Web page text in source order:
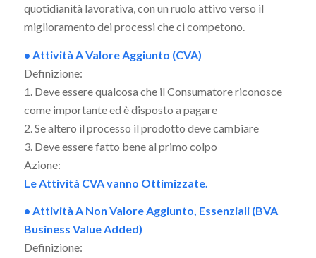
quotidianità lavorativa, con un ruolo attivo verso il
miglioramento dei processi che ci competono.
• Attività A Valore Aggiunto (CVA)
Definizione:
1. Deve essere qualcosa che il Consumatore riconosce
come importante ed è disposto a pagare
2. Se altero il processo il prodotto deve cambiare
3. Deve essere fatto bene al primo colpo
Azione:
Le Attività CVA vanno Ottimizzate.
• Attività A Non Valore Aggiunto, Essenziali (BVA
Business Value Added)
Definizione: